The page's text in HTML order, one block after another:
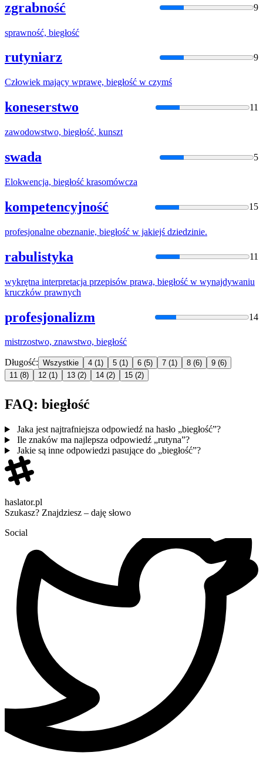
zgrabność 9
sprawność, biegłość
rutyniarz 9
Człowiek mający wprawę, biegłość w czymś
koneserstwo 11
zawodowstwo, biegłość, kunszt
swada 5
Elokwencja, biegłość krasomówcza
kompetencyjność 15
profesjonalne obeznanie, biegłość w jakiejś dziedzinie.
rabulistyka 11
wykrętna interpretacja przepisów prawa, biegłość w wynajdywaniu
kruczków prawnych
profesjonalizm 14
mistrzostwo, znawstwo, biegłość
Długość: Wszystkie 4 (1) 5 (1) 6 (5) 7 (1) 8 (6) 9 (6)
11 (8) 12 (1) 13 (2) 14 (2) 15 (2)
FAQ: biegłość
Jaka jest najtrafniejsza odpowiedź na hasło „biegłość”?
Ile znaków ma najlepsza odpowiedź „rutyna”?
Jakie są inne odpowiedzi pasujące do „biegłość”?
haslator.pl
Szukasz? Znajdziesz – daję słowo
Social